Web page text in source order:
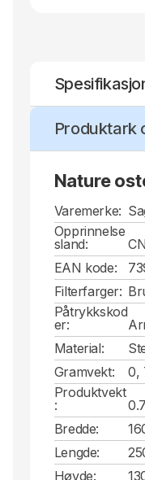
Produktark
Nature
Varemerke:
Opprinnelse
sland:
CN
EAN kode:
Filterfarger:
Påtrykkskod
er:
Material:
Gramvekt:
0,
Produktvekt
:
Bredde:
Lengde:
Høyde: